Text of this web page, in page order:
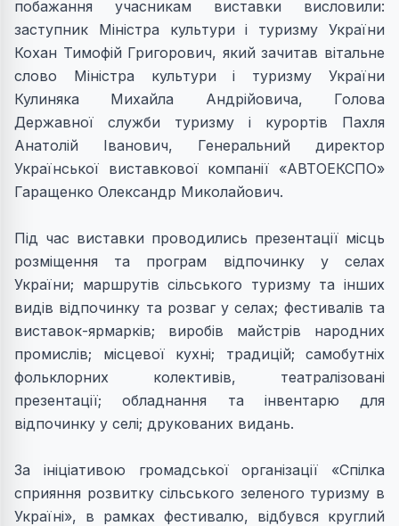
побажання учасникам виставки висловили:
заступник Міністра культури і туризму України
Кохан Тимофій Григорович, який зачитав вітальне
слово Міністра культури і туризму України
Кулиняка Михайла Андрійовича, Голова
Державної служби туризму і курортів Пахля
Анатолій Іванович, Генеральний директор
Української виставкової компанії «АВТОЕКСПО»
Гаращенко Олександр Миколайович.
Під час виставки проводились презентації місць
розміщення та програм відпочинку у селах
України; маршрутів сільського туризму та інших
видів відпочинку та розваг у селах; фестивалів та
виставок-ярмарків; виробів майстрів народних
промислів; місцевої кухні; традицій; самобутніх
фольклорних колективів, театралізовані
презентації; обладнання та інвентарю для
відпочинку у селі; друкованих видань.
За ініціативою громадської організації «Спілка
сприяння розвитку сільського зеленого туризму в
Україні», в рамках фестивалю, відбувся круглий